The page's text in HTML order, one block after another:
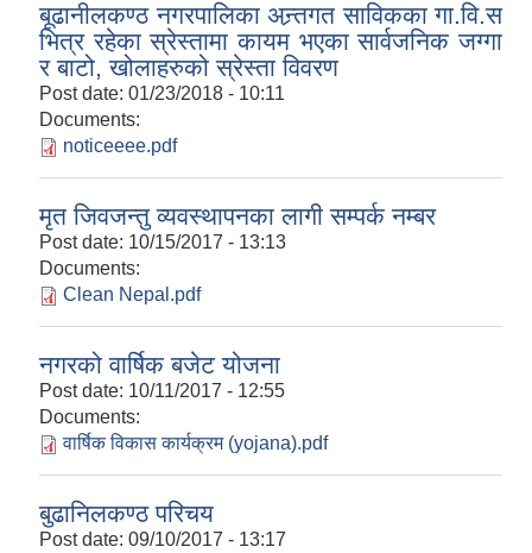
बूढानीलकण्ठ नगरपालिका अन्र्तगत साविकका गा.वि.स
भित्र रहेका स्रेस्तामा कायम भएका सार्वजनिक जग्गा
र बाटो, खोलाहरुको स्रेस्ता विवरण
Post date: 01/23/2018 - 10:11
Documents:
noticeeee.pdf
मृत जिवजन्तु व्यवस्थापनका लागी सम्पर्क नम्बर
Post date: 10/15/2017 - 13:13
Documents:
Clean Nepal.pdf
नगरको वार्षिक बजेट योजना
Post date: 10/11/2017 - 12:55
Documents:
वार्षिक विकास कार्यक्रम (yojana).pdf
बुढानिलकण्ठ परिचय
Post date: 09/10/2017 - 13:17